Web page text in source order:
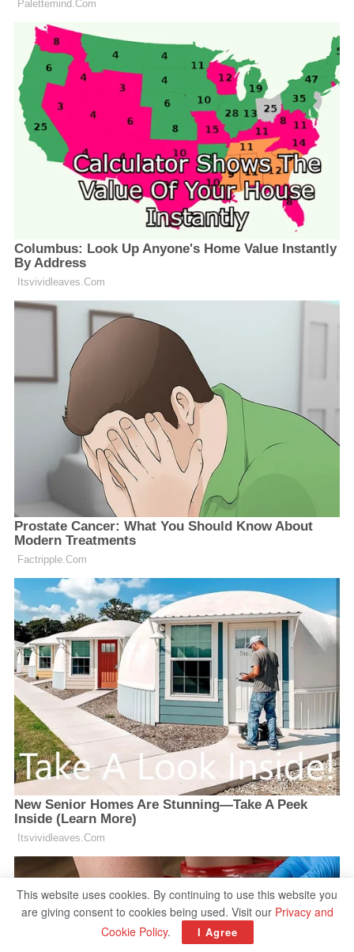
This website uses cookies. By continuing to use this website you
are giving consent to cookies being used. Visit our Privacy and
Cookie Policy. I Agree